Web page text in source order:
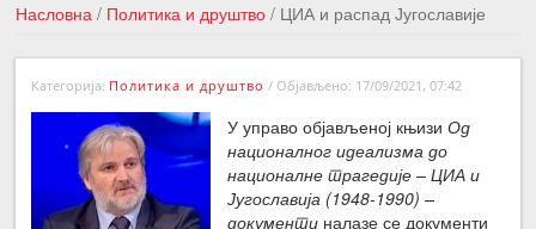
Насловна / Политика и друштво / ЦИА и распад Југославије
←Претходна вест
Следећа вест →
Категорија: Политика и друштво / Објављено: 17/09/2021, 07:42
У управо објављеној књизиОд
националног идеализма до
националне трагедије – ЦИА и
Југославија (1948-1990) –
документи налазе се документи